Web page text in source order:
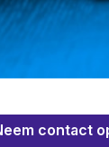
contact